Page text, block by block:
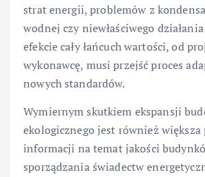
strat energii, problemów z
wodnej czy niewłaściwego
efekcie cały łańcuch wartości, od
wykonawcę, musi przejść proces
nowych standardów.
Wymiernym skutkiem ekspansji
ekologicznego jest również większa
informacji na temat jakości
sporządzania świadectw